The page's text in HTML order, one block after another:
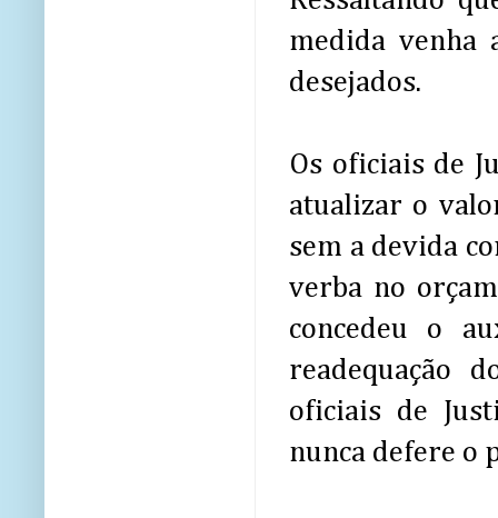
medida venha
desejados.
Os oficiais de
atualizar o
sem a devida
verba no
concedeu o
readequação
oficiais de
nunca defere o